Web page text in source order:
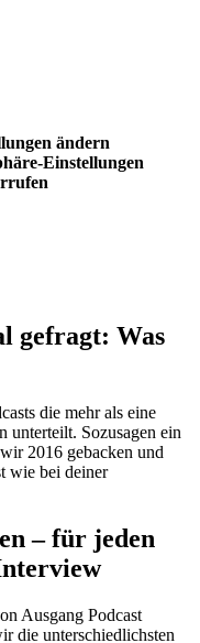
ändern
Einstellungen
gefragt: Was
die mehr als eine
unterteilt. Sozusagen ein
2016 gebacken und
wie bei deiner
– für jeden
Ausgang Podcast
die unterschiedlichsten